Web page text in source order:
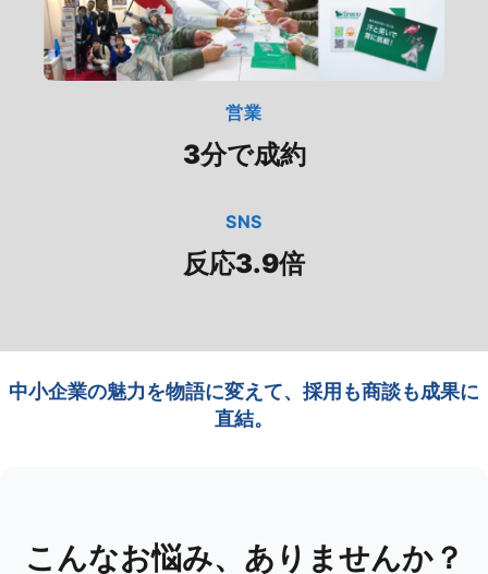
営業
3分で成約
SNS
反応3.9倍
中小企業の魅力を物語に変えて、採用も商談も成果に
直結。
こんなお悩み、ありませんか？